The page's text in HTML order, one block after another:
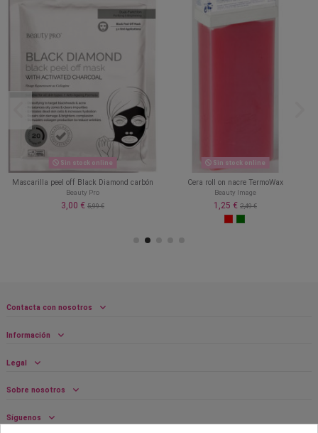
Sin stock online
Mascarilla peel off Black Diamond carbón
Beauty Pro
3,00 € 5,99 €
Sin stock online
Cera roll on nacre TermoWax
Beauty Image
1,25 € 2,49 €
Contacta con nosotros
Información
Legal
Sobre nosotros
Síguenos